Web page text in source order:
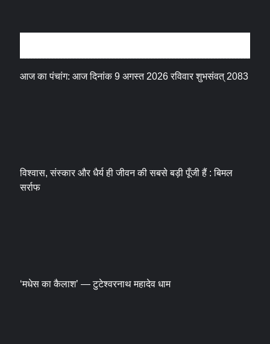
आज का पंचांग: आज दिनांक 9 अगस्त 2026 रविवार शुभसंवत् 2083
विश्वास, संस्कार और धैर्य ही जीवन की सबसे बड़ी पूँजी हैं : बिमल
सर्राफ
‘मधेस का कैलाश’ — टुटेश्वरनाथ महादेव धाम